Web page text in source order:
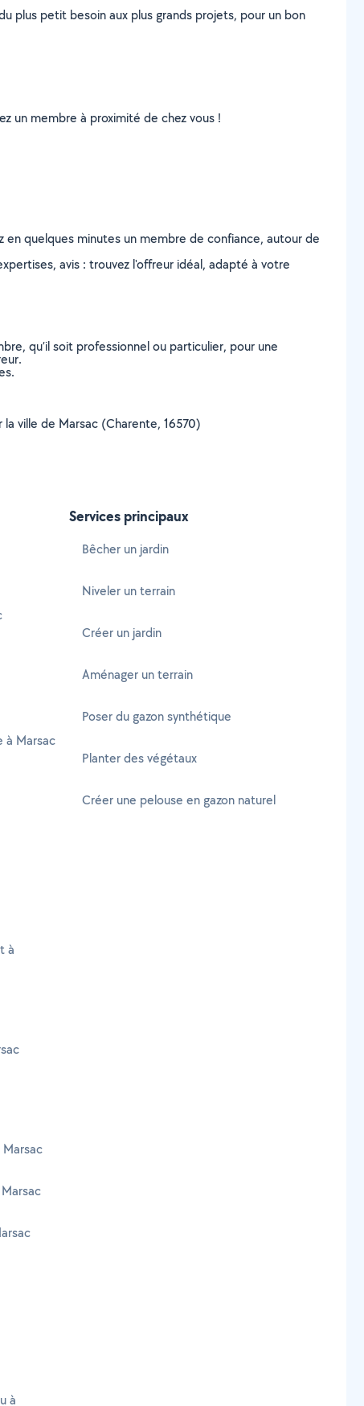
plus petit besoin aux plus grands projets, pour un bon
un membre à proximité de chez vous !
quelques minutes un membre de confiance, autour de
avis : trouvez l'offreur idéal, adapté à votre
qu’il soit professionnel ou particulier, pour une
ville de Marsac (Charente, 16570)
à Marsac
à
à
Services principaux
Bêcher un jardin
Niveler un terrain
Créer un jardin
Aménager un terrain
Poser du gazon synthétique
Planter des végétaux
Créer une pelouse en gazon naturel